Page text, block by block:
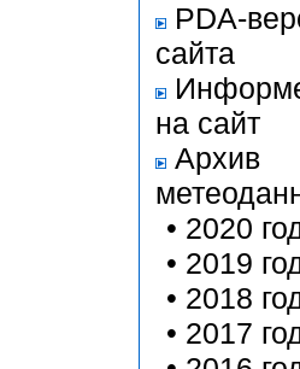
PDA-
сайта
на сайт
Архив
• 2020
• 2019
• 2018
• 2017